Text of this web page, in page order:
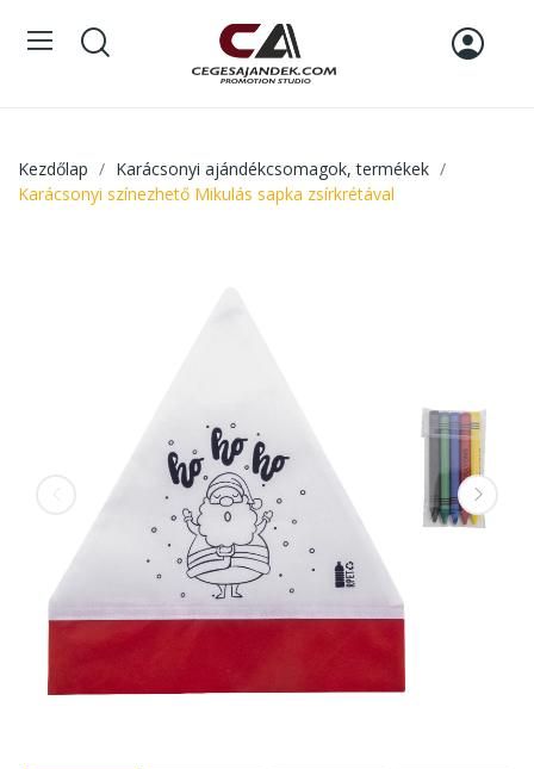
Kezdőlap
Karácsonyi ajándékcsomagok, termékek
Karácsonyi színezhető Mikulás sapka zsírkrétával